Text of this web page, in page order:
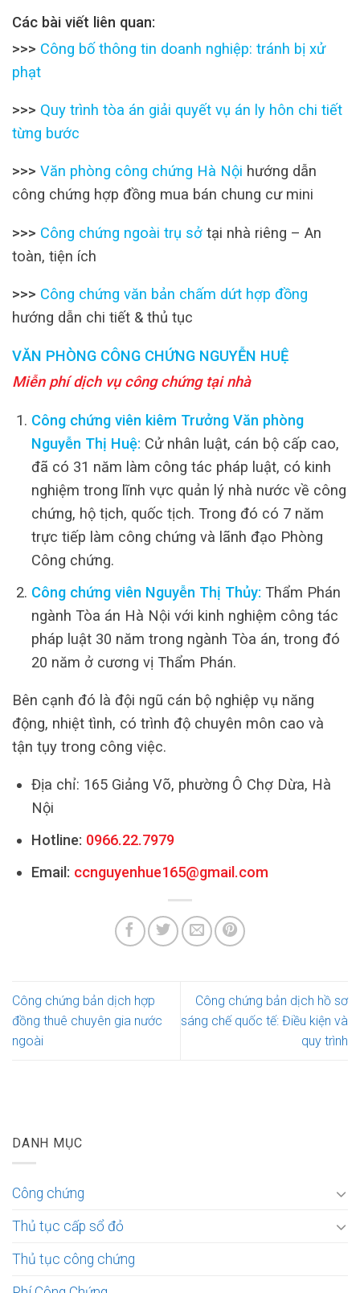
Các bài viết liên quan:
>>> Công bố thông tin doanh nghiệp: tránh bị xử
phạt
>>> Quy trình tòa án giải quyết vụ án ly hôn chi tiết
từng bước
>>> Văn phòng công chứng Hà Nội hướng dẫn
công chứng hợp đồng mua bán chung cư mini
>>> Công chứng ngoài trụ sở tại nhà riêng – An
toàn, tiện ích
>>> Công chứng văn bản chấm dứt hợp đồng
hướng dẫn chi tiết & thủ tục
VĂN PHÒNG CÔNG CHỨNG NGUYỄN HUỆ
Miễn phí dịch vụ công chứng tại nhà
Công chứng viên kiêm Trưởng Văn phòng
Nguyễn Thị Huệ: Cử nhân luật, cán bộ cấp cao,
đã có 31 năm làm công tác pháp luật, có kinh
nghiệm trong lĩnh vực quản lý nhà nước về công
chứng, hộ tịch, quốc tịch. Trong đó có 7 năm
trực tiếp làm công chứng và lãnh đạo Phòng
Công chứng.
Công chứng viên Nguyễn Thị Thủy: Thẩm Phán
ngành Tòa án Hà Nội với kinh nghiệm công tác
pháp luật 30 năm trong ngành Tòa án, trong đó
20 năm ở cương vị Thẩm Phán.
Bên cạnh đó là đội ngũ cán bộ nghiệp vụ năng
động, nhiệt tình, có trình độ chuyên môn cao và
tận tụy trong công việc.
Địa chỉ: 165 Giảng Võ, phường Ô Chợ Dừa, Hà
Nội
Hotline: 0966.22.7979
Email: ccnguyenhue165@gmail.com
Công chứng bản dịch hợp
đồng thuê chuyên gia nước
ngoài
Công chứng bản dịch hồ sơ
sáng chế quốc tế: Điều kiện và
quy trình
DANH MỤC
Công chứng
Thủ tục cấp sổ đỏ
Thủ tục công chứng